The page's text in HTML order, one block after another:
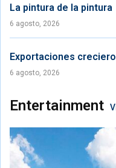
La pintura de la pintura
6 agosto, 2026
Exportaciones
6 agosto, 2026
Entertainment